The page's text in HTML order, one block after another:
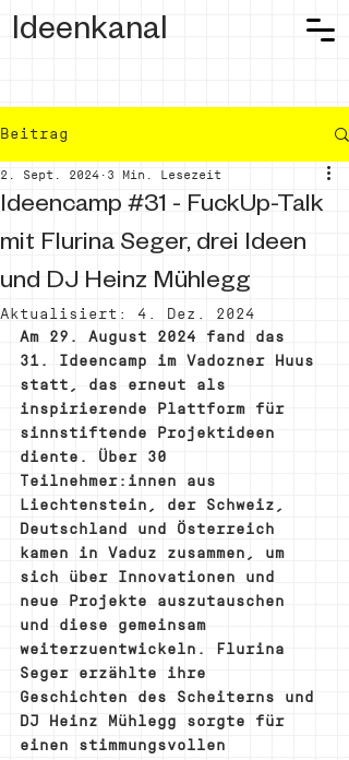
Ideenkanal
Beitrag
Ideencamp #31 - FuckUp-Talk
mit Flurina Seger, drei Ideen
und DJ Heinz Mühlegg
2. Sept. 2024 3 Min. Lesezeit
Aktualisiert: 4. Dez. 2024
Am 29. August 2024 fand das
31. Ideencamp im Vadozner Huus
statt, das erneut als
inspirierende Plattform für
sinnstiftende Projektideen
diente. Über 30
Teilnehmer:innen aus
Liechtenstein, der Schweiz,
Deutschland und Österreich
kamen in Vaduz zusammen, um
sich über Innovationen und
neue Projekte auszutauschen
und diese gemeinsam
weiterzuentwickeln. Flurina
Seger erzählte ihre
Geschichten des Scheiterns und
DJ Heinz Mühlegg sorgte für
einen stimmungsvollen